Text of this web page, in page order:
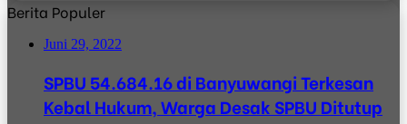
Berita Populer
Juni 29, 2022
SPBU 54.684.16 di Banyuwangi Terkesan
Kebal Hukum, Warga Desak SPBU Ditutup